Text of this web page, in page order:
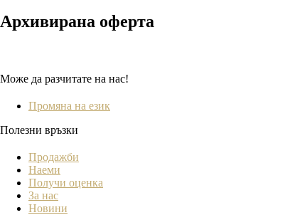
Архивирана оферта
Може да разчитате на нас!
Промяна на език
Полезни връзки
Продажби
Наеми
Получи оценка
За нас
Новини